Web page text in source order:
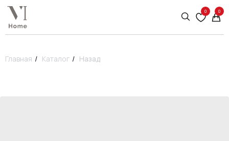
0 0
Главная / Каталог / Назад